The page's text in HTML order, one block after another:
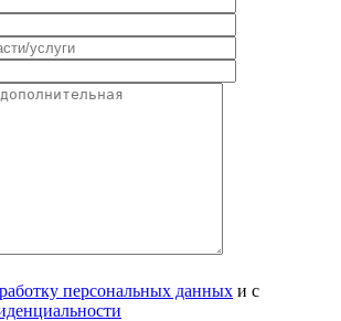
персональных данных и с